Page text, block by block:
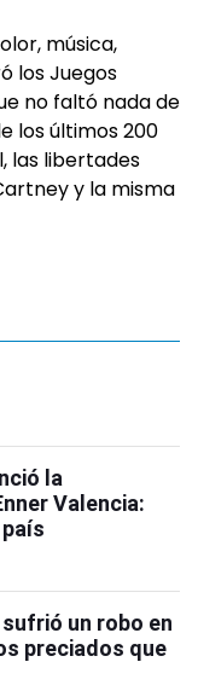
música,
los Juegos
no faltó nada de
los últimos 200
las libertades
y la misma
la
Valencia:
un robo en
preciados que